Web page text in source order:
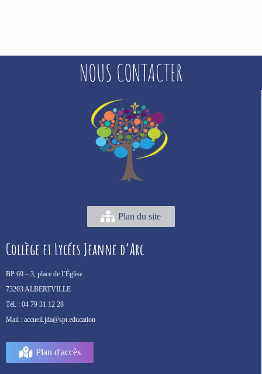
NOUS CONTACTER
Plan du site
Collège et Lycées Jeanne d’Arc
BP 69 – 3, place de l’Église
73203 ALBERTVILLE
Tél. : 04 79 31 12 28
Mail : accueil.jda@spt.education
Plan d'accès